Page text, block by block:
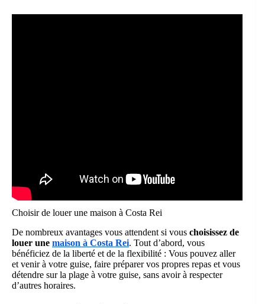
Choisir de louer une maison à Costa Rei
De nombreux avantages vous attendent si vous choisissez de
louer une maison à Costa Rei. Tout d’abord, vous
bénéficiez de la liberté et de la flexibilité : Vous pouvez aller
et venir à votre guise, faire préparer vos propres repas et vous
détendre sur la plage à votre guise, sans avoir à respecter
d’autres horaires.